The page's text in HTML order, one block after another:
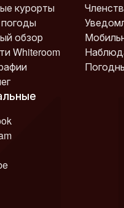
курорты
обзор
Whiteroom